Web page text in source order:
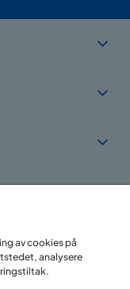
av cookies på
analysere